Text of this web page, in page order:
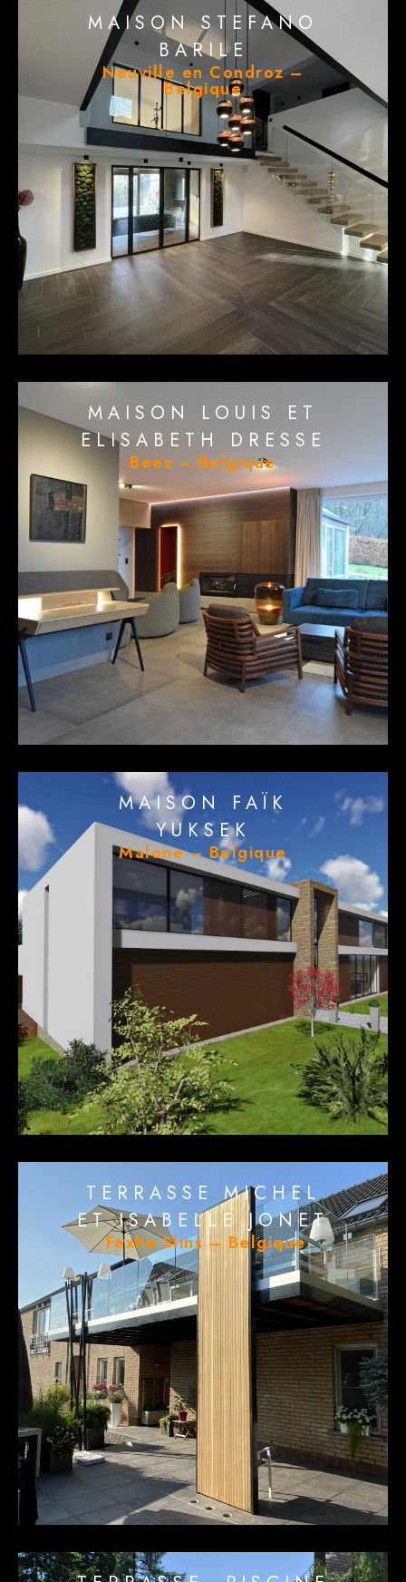
MAISON STEFANO
BARILE
Neuville en Condroz –
Belgique
MAISON LOUIS ET
ELISABETH DRESSE
Beez – Belgique
MAISON FAÏK
YUKSEK
Malone – Belgique
TERRASSE MICHEL
ET ISABELLE JONET
Fexhe Slins – Belgique